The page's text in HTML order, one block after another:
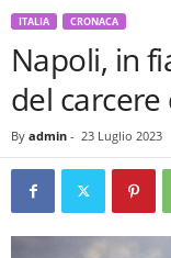
ITALIA CRONACA
Napoli, in
del carcere
By admin - 23 Luglio 2023